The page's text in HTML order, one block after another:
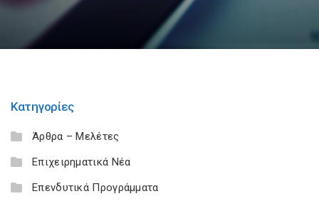
Κατηγορίες
Άρθρα – Μελέτες
Επιχειρηματικά Νέα
Επενδυτικά Προγράμματα